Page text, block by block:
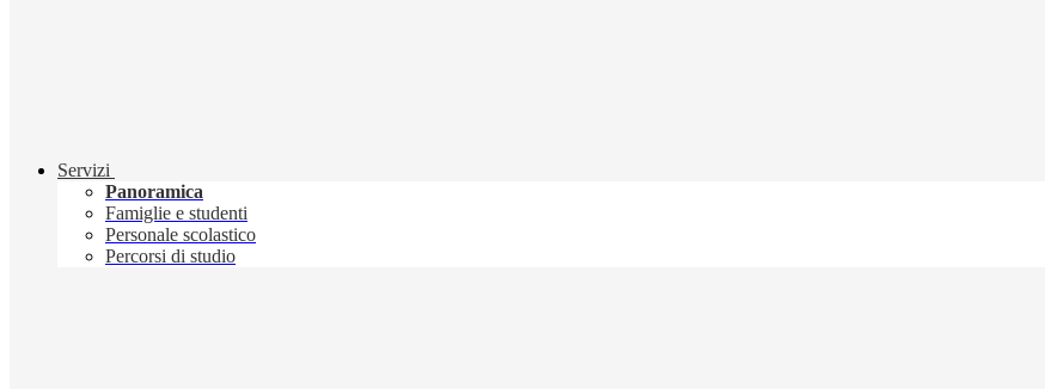
Servizi
Panoramica
Famiglie e studenti
Personale scolastico
Percorsi di studio